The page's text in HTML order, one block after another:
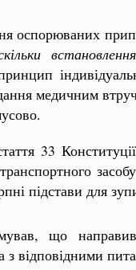
оспорюваних
медичним
33
підстави для
що
з відповідними